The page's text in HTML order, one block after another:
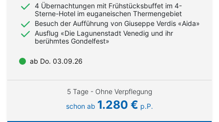
Urlaub über Ostern
Reisebeilage
4 Übernachtungen mit Frühstücksbuffet im 4-
Sterne-Hotel im euganeischen Thermengebiet
Besuch der Aufführung von Giuseppe Verdis «Aida»
Ausflug «Die Lagunenstadt Venedig und ihr
berühmtes Gondelfest»
ab Do. 03.09.26
5 Tage - Ohne Verpflegung
schon ab 1.280 € p.P.